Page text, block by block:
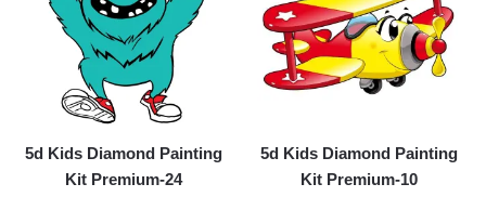
5d Kids Diamond Painting
Kit Premium-24
5d Kids Diamond Painting
Kit Premium-10